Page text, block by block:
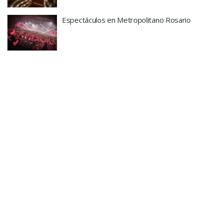
Espectáculos en Metropolitano Rosario